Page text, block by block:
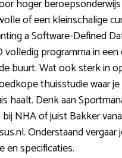
hoger
of een kleinschalige
a Software-Defined
volledig programma in
buurt. Wat ook sterk in
thuisstudie waar
haalt. Denk aan
NHA of juist Bakker
Onderstaand vergaar
en specificaties.